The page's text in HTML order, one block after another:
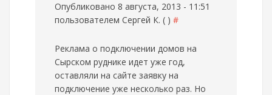
Опубликовано 8 августа, 2013 - 11:51
пользователем Сергей К. ( ) #
Реклама о подключении домов на
Сырском руднике идет уже год,
оставляли на сайте заявку на
подключение уже несколько раз. Но